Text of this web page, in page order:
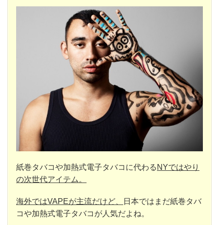
紙巻タバコや加熱式電子タバコに代わる NYではやり
の次世代アイテム。
海外ではVAPEが主流だけど、
日本ではまだ紙巻タバ
コや加熱式電子タバコが人気だよね。